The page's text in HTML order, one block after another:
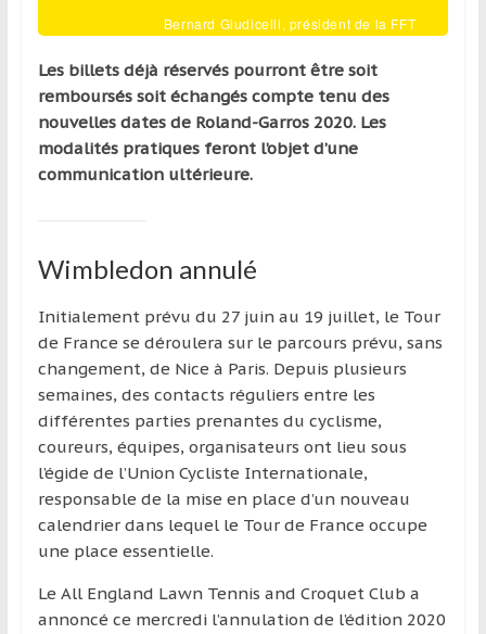
Bernard Giudicelli, président de la FFT
Les billets déjà réservés pourront être soit
remboursés soit échangés compte tenu des
nouvelles dates de Roland-Garros 2020. Les
modalités pratiques feront l’objet d’une
communication ultérieure.
Wimbledon annulé
Initialement prévu du 27 juin au 19 juillet, le Tour
de France se déroulera sur le parcours prévu, sans
changement, de Nice à Paris. Depuis plusieurs
semaines, des contacts réguliers entre les
différentes parties prenantes du cyclisme,
coureurs, équipes, organisateurs ont lieu sous
l’égide de l’Union Cycliste Internationale,
responsable de la mise en place d’un nouveau
calendrier dans lequel le Tour de France occupe
une place essentielle.
Le All England Lawn Tennis and Croquet Club a
annoncé ce mercredi l’annulation de l’édition 2020